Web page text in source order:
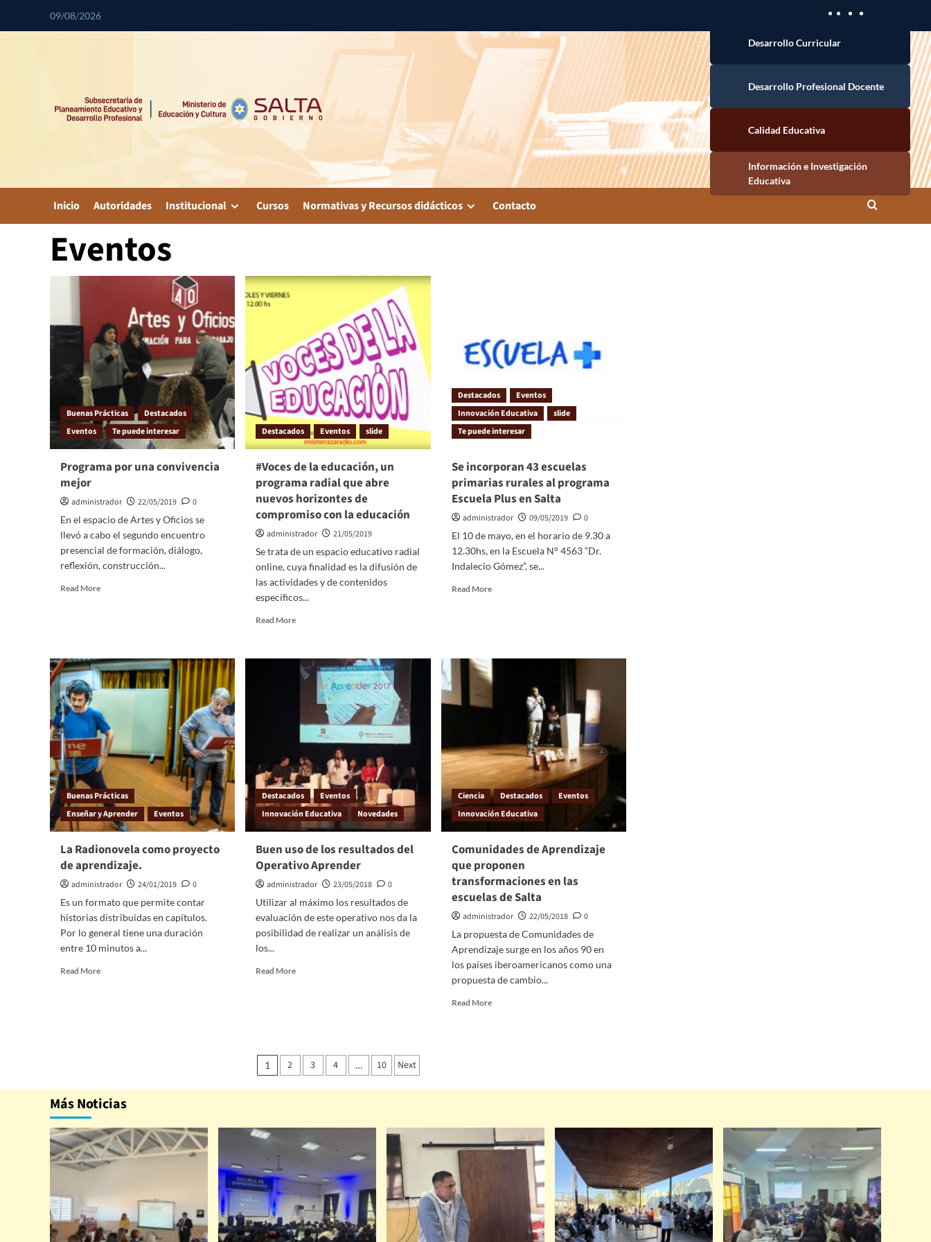
09/08/2026
Inicio Autoridades Institucional Cursos Normativas y Recursos didácticos Contacto
Eventos
Buenas Prácticas
Destacados
Eventos
Te puede interesar
Programa por una convivencia
mejor
administrador 22/05/2019
0
En el espacio de Artes y Oficios se
llevó a cabo el segundo encuentro
presencial de formación, diálogo,
reflexión, construcción...
Read More
Destacados Eventos slide
#Voces de la educación, un
programa radial que abre
nuevos horizontes de
compromiso con la educación
administrador
21/05/2019
Se trata de un espacio educativo radial
online, cuya finalidad es la difusión de
las actividades y de contenidos
específicos...
Read More
Destacados
Eventos
Innovación Educativa
slide
Te puede interesar
Se incorporan 43 escuelas
primarias rurales al programa
Escuela Plus en Salta
administrador 09/05/2019
0
El 10 de mayo, en el horario de 9.30 a
12.30hs, en la Escuela N° 4563 “Dr.
Indalecio Gómez”, se...
Read More
Buenas Prácticas
Enseñar y Aprender
Eventos
La Radionovela como proyecto
de aprendizaje.
administrador 24/01/2019
0
Es un formato que permite contar
historias distribuidas en capítulos.
Por lo general tiene una duración
entre 10 minutos a...
Read More
Destacados
Eventos
Innovación Educativa
Novedades
Buen uso de los resultados del
Operativo Aprender
administrador 23/05/2018
0
Utilizar al máximo los resultados de
evaluación de este operativo nos da la
posibilidad de realizar un análisis de
los...
Read More
Ciencia Destacados
Eventos
Innovación Educativa
Comunidades de Aprendizaje
que proponen
transformaciones en las
escuelas de Salta
administrador 22/05/2018
0
La propuesta de Comunidades de
Aprendizaje surge en los años 90 en
los países iberoamericanos como una
propuesta de cambio...
Read More
1 2 3 4 … 10 Next
Información e Investigación Educativa
Más Noticias